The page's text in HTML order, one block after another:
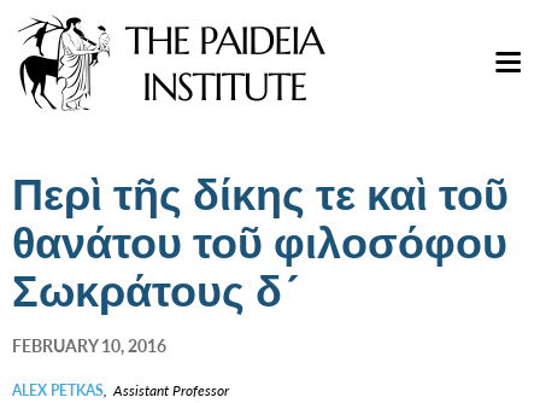
Περὶ τῆς δίκης τε καὶ τοῦ
θανάτου τοῦ φιλοσόφου
Σωκράτους δ´
FEBRUARY 10, 2016
ALEX PETKAS Assistant Professor